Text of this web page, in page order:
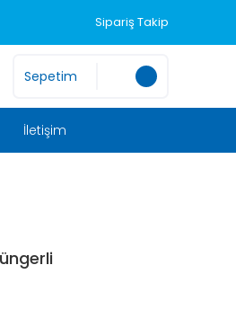
Sipariş Takip
Sepetim
İletişim